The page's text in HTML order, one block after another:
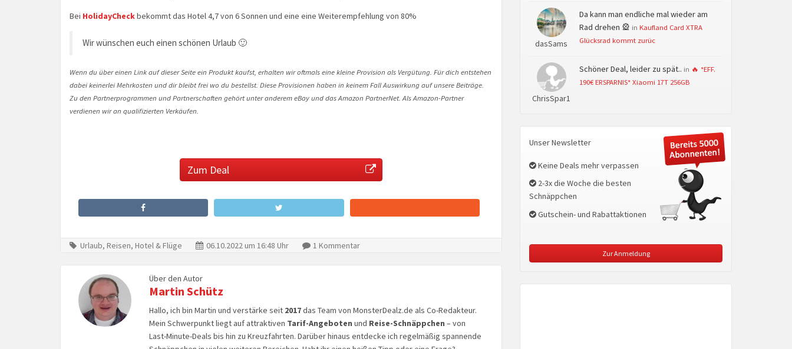
Bei HolidayCheckbekommt das Hotel 4,7 von 6 Sonnen und eine eine Weiterempfehlung von 80%
Wir wünschen euch einen schönen Urlaub 🙂
Wenn du über einen Link auf dieser Seite ein Produkt kaufst, erhalten wir oftmals eine kleine Provision als Vergütung. Für dich entstehen
dabei keinerlei Mehrkosten und dir bleibt frei wo du bestellst. Diese Provisionen haben in keinem Fall Auswirkung auf unsere Beiträge.
Zu den Partnerprogrammen und Partnerschaften gehört unter anderem eBay und das Amazon PartnerNet. Als Amazon-Partner
verdienen wir an qualifizierten Verkäufen.
Zum Deal
Urlaub, Reisen, Hotel & Flüge 06.10.2022 um 16:48 Uhr 1 Kommentar
Über den Autor
Martin Schütz
Hallo, ich bin Martin und verstärke seit 2017das Team von MonsterDealz.de als Co-Redakteur.
Mein Schwerpunkt liegt auf attraktiven Tarif-Angeboten und Reise-Schnäppchen – von
Last-Minute-Deals bis hin zu Kreuzfahrten. Darüber hinaus entdecke ich regelmäßig spannende
dasSams
Da kann man endliche mal wieder am
Rad drehen 🎡 in Kaufland Card XTRA
Glücksrad kommt zurüc
ChrisSpar1
Schöner Deal, leider zu spät.. in 🔥 *EFF.
190€ ERSPARNIS* Xiaomi 17T 256GB
Unser Newsletter
Keine Deals mehr verpassen
2-3x die Woche die besten
Schnäppchen
Gutschein- und Rabattaktionen
Zur Anmeldung